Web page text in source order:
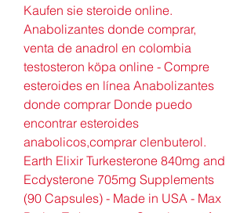
Kaufen sie steroide online.
Anabolizantes donde comprar,
venta de anadrol en colombia
testosteron köpa online - Compre
esteroides en línea Anabolizantes
donde comprar Donde puedo
encontrar esteroides
anabolicos,comprar clenbuterol.
Earth Elixir Turkesterone 840mg and
Ecdysterone 705mg Supplements
(90 Capsules) - Made in USA - Max